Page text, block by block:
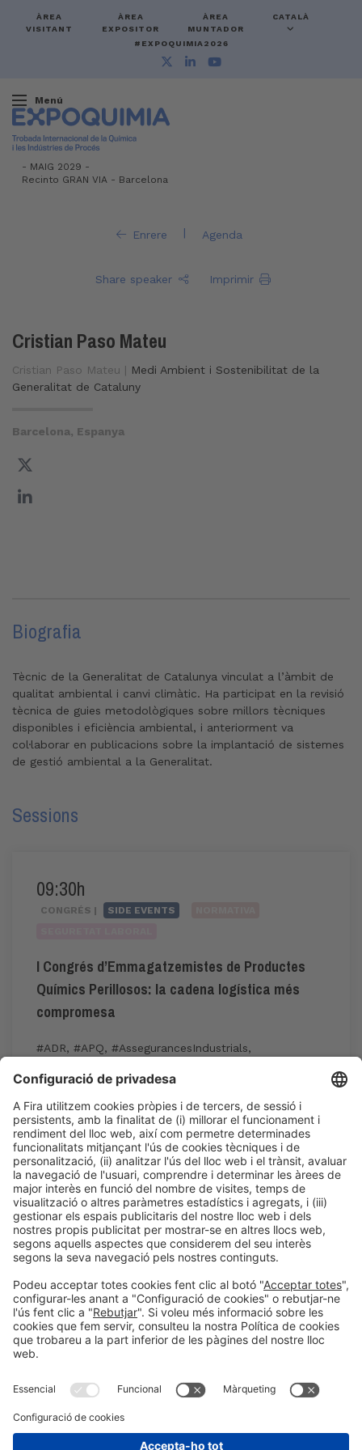
ÀREA
VISITANT
ÀREA
EXPOSITOR
ÀREA
MUNTADOR
CATALÀ
#EXPOQUIMIA2026
Menú
- MAIG 2029 -
Recinto GRAN VIA - Barcelona
Enrere | Agenda
Share speaker Imprimir
Cristian Paso Mateu
Cristian Paso Mateu | Medi Ambient i Sostenibilitat de la
Generalitat de Cataluny
Barcelona, Espanya
Biografia
Tècnic de la Generalitat de Catalunya vinculat a l’àmbit de
qualitat ambiental i canvi climàtic. Ha participat en la revisió
tècnica de guies metodològiques sobre millors tècniques
disponibles i eficiència ambiental, i anteriorment va
col·laborar en publicacions sobre la implantació de sistemes
de gestió ambiental a la Generalitat.
Sessions
09:30h
CONGRÉS | SIDE EVENTS
I Congrés d’Emmagatzemistes de Productes
Químics Perillosos: la cadena logística més
compromesa
#ADR, #APQ, #AssegurancesIndustrials,
Dv 5 09:30h - 13:00h
CC1. ROOM 1.1
Accés públic
LLegir més
#EXPOQUIMIA2026